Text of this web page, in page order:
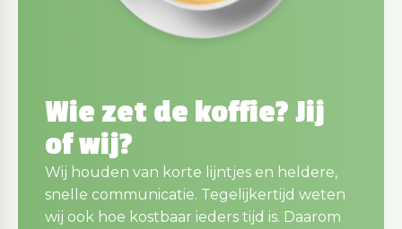
Wie zet de koffie? Jij
of wij?
Wij houden van korte lijntjes en heldere,
snelle communicatie. Tegelijkertijd weten
wij ook hoe kostbaar ieders tijd is. Daarom